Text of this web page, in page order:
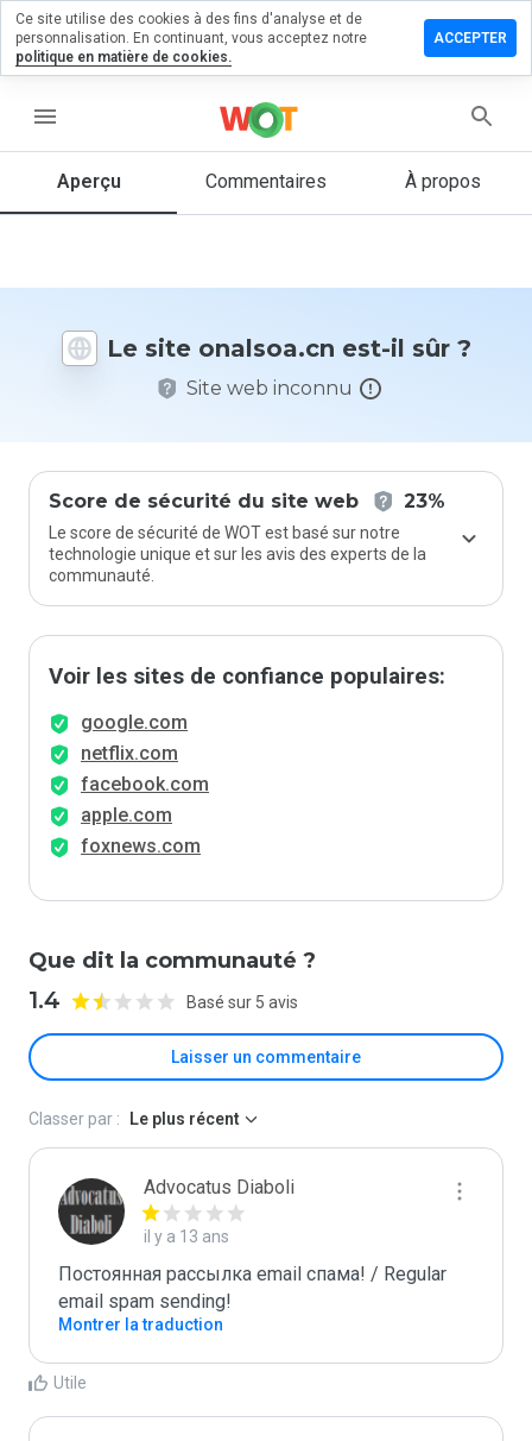
menu
Aperçu Commentaires À propos
Le site onalsoa.cn est-il sûr ?
Site web inconnu
Score de sécurité du site web 23%
Le score de sécurité de WOT est basé sur notre
technologie unique et sur les avis des experts de la
communauté.
Voir les sites de confiance populaires:
google.com
netflix.com
facebook.com
apple.com
foxnews.com
Que dit la communauté ?
1.4 Basé sur 5 avis
Laisser un commentaire
un
1 et 5
vous à ce
Classer par : Le plus récent
Advocatus Diaboli
il y a 13 ans
Постоянная рассылка email спама! / Regular
email spam sending!
Montrer la traduction
Utile
Ce site utilise des cookies à des fins d'analyse et de
personnalisation. En continuant, vous acceptez notre
politique en matière de cookies.
ACCEPTER